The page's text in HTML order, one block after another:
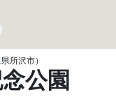
所沢市）
公園